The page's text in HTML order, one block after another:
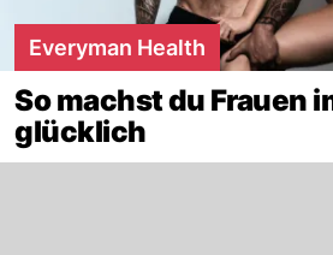
Everyman Health
So machst du Frauen
glücklich